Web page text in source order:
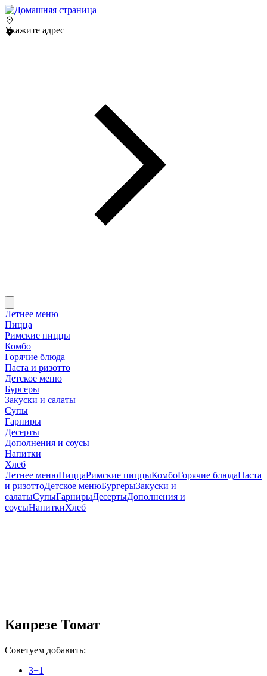
Укажите адрес
Летнее меню
Пицца
Римские пиццы
Комбо
Горячие блюда
Паста и ризотто
Детское меню
Бургеры
Закуски и салаты
Супы
Гарниры
Десерты
Дополнения и соусы
Напитки
Хлеб
Летнее менюПиццаРимские пиццыКомбоГорячие блюдаПаста
и ризоттоДетское менюБургерыЗакуски и
салатыСупыГарнирыДесертыДополнения и
соусыНапиткиХлеб
Капрезе Томат
Советуем добавить:
3+1